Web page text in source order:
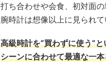
打ち合わせや会食、初対面の
腕時計は想像以上に見られて
高級時計を“買わずに使う”
シーンに合わせて最適な一